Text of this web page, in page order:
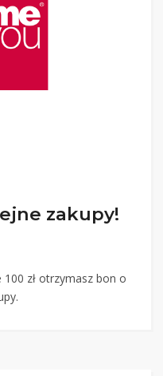
zakupy!
zł otrzymasz bon o